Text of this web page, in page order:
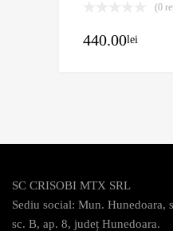
(0
440.00lei
SC CRISOBI MTX SRL
Sediu social: Mun. Hunedoara,
sc. B, ap. 8, județ Hunedoara.